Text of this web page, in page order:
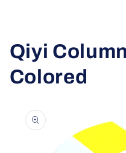
Qiyi
Colored
información